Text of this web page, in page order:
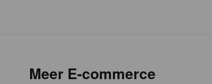
Meer E-commerce